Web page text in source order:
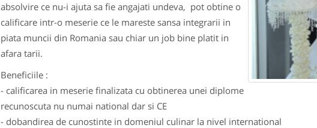
absolvire ce nu-i ajuta sa fie angajati undeva, pot obtine o
calificare intr-o meserie ce le mareste sansa integrarii in
piata muncii din Romania sau chiar un job bine platit in
afara tarii.
Beneficiile :
- calificarea in meserie finalizata cu obtinerea unei diplome
recunoscuta nu numai national dar si CE
- dobandirea de cunostinte in domeniul culinar la nivel international